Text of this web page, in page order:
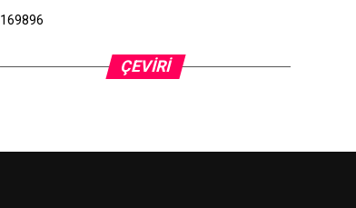
169896
ÇEVIRI